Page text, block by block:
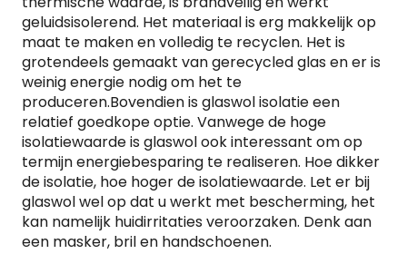
geluidsisolerend. Het materiaal is erg makkelijk op
maat te maken en volledig te recyclen. Het is
grotendeels gemaakt van gerecycled glas en er is
weinig energie nodig om het te
produceren.Bovendien is glaswol isolatie een
relatief goedkope optie. Vanwege de hoge
isolatiewaarde is glaswol ook interessant om op
termijn energiebesparing te realiseren. Hoe dikker
de isolatie, hoe hoger de isolatiewaarde. Let er bij
glaswol wel op dat u werkt met bescherming, het
kan namelijk huidirritaties veroorzaken. Denk aan
een masker, bril en handschoenen.